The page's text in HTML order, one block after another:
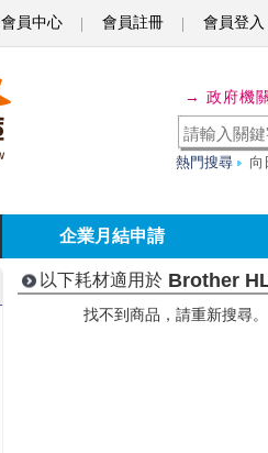
會員中心 會員註冊 會員登入
→ 政府機
熱門搜尋 向
企業月結申請
以下耗材適用於 Brother
找不到商品，請重新搜尋。